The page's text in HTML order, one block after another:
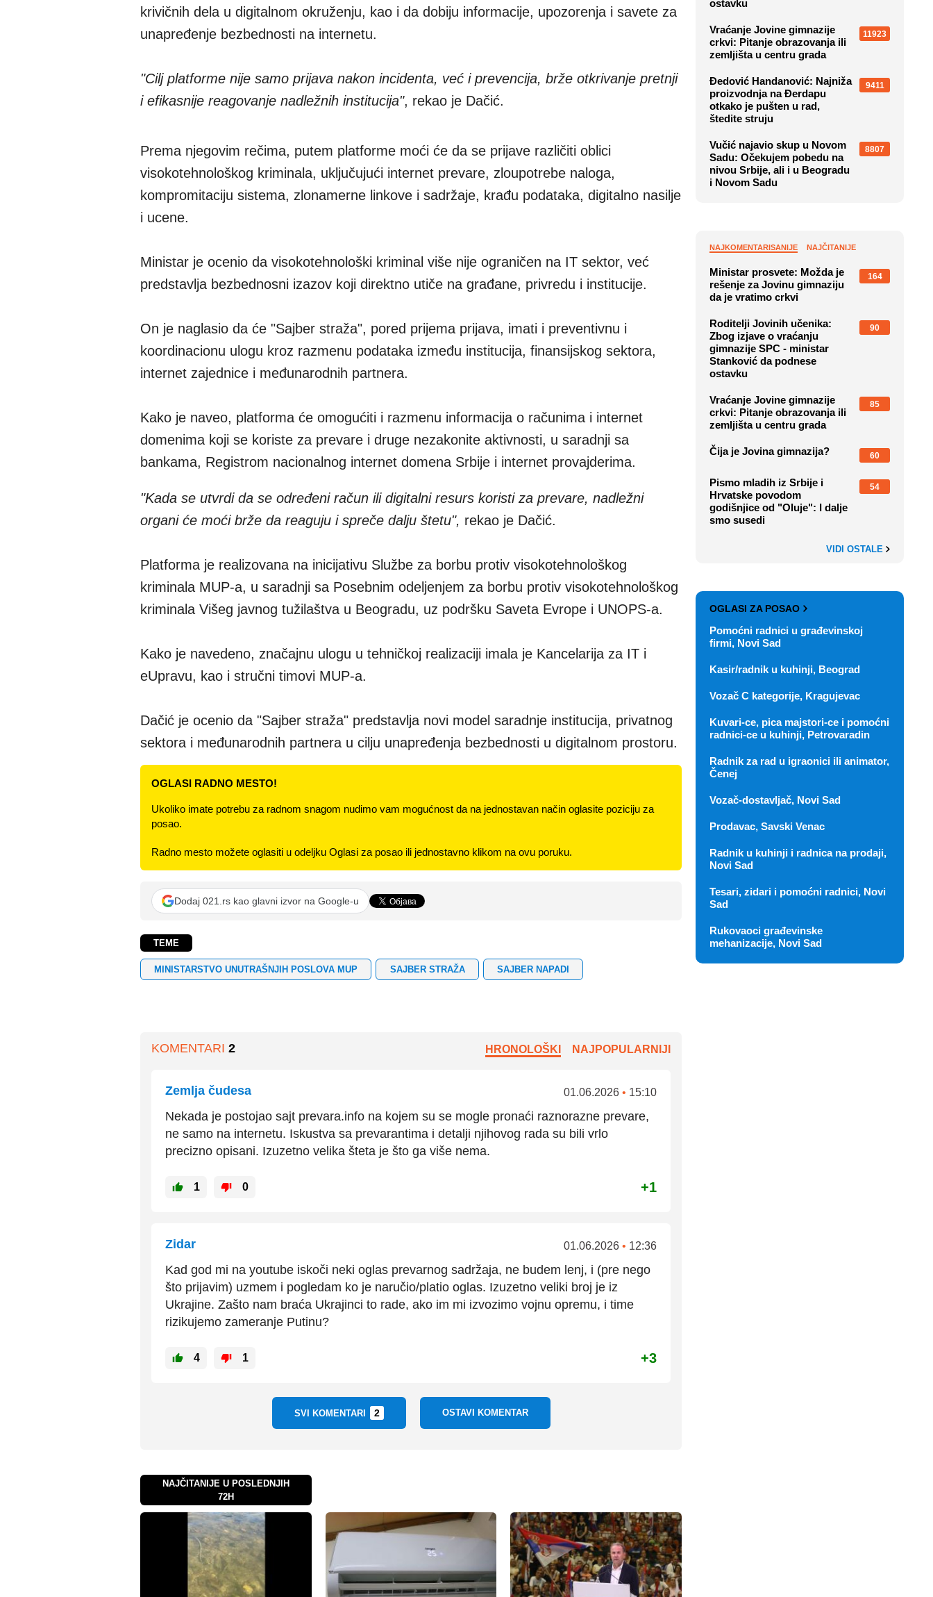
krivičnih dela u digitalnom okruženju, kao i da dobiju informacije, upozorenja i savete za
unapređenje bezbednosti na internetu.
"Cilj platforme nije samo prijava nakon incidenta, već i prevencija, brže otkrivanje pretnji
i efikasnije reagovanje nadležnih institucija", rekao je Dačić.
Prema njegovim rečima, putem platforme moći će da se prijave različiti oblici
visokotehnološkog kriminala, uključujući internet prevare, zloupotrebe naloga,
kompromitaciju sistema, zlonamerne linkove i sadržaje, krađu podataka, digitalno nasilje
i ucene.
Ministar je ocenio da visokotehnološki kriminal više nije ograničen na IT sektor, već
predstavlja bezbednosni izazov koji direktno utiče na građane, privredu i institucije.
On je naglasio da će "Sajber straža", pored prijema prijava, imati i preventivnu i
koordinacionu ulogu kroz razmenu podataka između institucija, finansijskog sektora,
internet zajednice i međunarodnih partnera.
Kako je naveo, platforma će omogućiti i razmenu informacija o računima i internet
domenima koji se koriste za prevare i druge nezakonite aktivnosti, u saradnji sa
bankama, Registrom nacionalnog internet domena Srbije i internet provajderima.
"Kada se utvrdi da se određeni račun ili digitalni resurs koristi za prevare, nadležni
organi će moći brže da reaguju i spreče dalju štetu", rekao je Dačić.
Platforma je realizovana na inicijativu Službe za borbu protiv visokotehnološkog
kriminala MUP-a, u saradnji sa Posebnim odeljenjem za borbu protiv visokotehnološkog
kriminala Višeg javnog tužilaštva u Beogradu, uz podršku Saveta Evrope i UNOPS-a.
Kako je navedeno, značajnu ulogu u tehničkoj realizaciji imala je Kancelarija za IT i
eUpravu, kao i stručni timovi MUP-a.
Dačić je ocenio da "Sajber straža" predstavlja novi model saradnje institucija, privatnog
sektora i međunarodnih partnera u cilju unapređenja bezbednosti u digitalnom prostoru.
OGLASI RADNO MESTO!
Ukoliko imate potrebu za radnom snagom nudimo vam mogućnost da na jednostavan način oglasite poziciju za
posao.
Radno mesto možete oglasiti u odeljku Oglasi za posao ili jednostavno klikom na ovu poruku.
Dodaj 021.rs kao glavni izvor na Google-u
TEME
MINISTARSTVO UNUTRAŠNJIH POSLOVA MUP SAJBER STRAŽA SAJBER NAPADI
KOMENTARI 2 HRONOLOŠKI NAJPOPULARNIJI
Zemlja čudesa 01.06.2026 • 15:10
Nekada je postojao sajt prevara.info na kojem su se mogle pronaći raznorazne prevare,
ne samo na internetu. Iskustva sa prevarantima i detalji njihovog rada su bili vrlo
precizno opisani. Izuzetno velika šteta je što ga više nema.
1 0 +1
Zidar 01.06.2026 • 12:36
Kad god mi na youtube iskoči neki oglas prevarnog sadržaja, ne budem lenj, i (pre nego
što prijavim) uzmem i pogledam ko je naručio/platio oglas. Izuzetno veliki broj je iz
Ukrajine. Zašto nam braća Ukrajinci to rade, ako im mi izvozimo vojnu opremu, i time
rizikujemo zameranje Putinu?
4 1 +3
SVI KOMENTARI 2 OSTAVI KOMENTAR
NAJČITANIJE U POSLEDNJIH
72H
ostavku
Vraćanje Jovine gimnazije
crkvi: Pitanje obrazovanja ili
zemljišta u centru grada
11923
Đedović Handanović: Najniža
proizvodnja na Đerdapu
otkako je pušten u rad,
štedite struju
9411
Vučić najavio skup u Novom
Sadu: Očekujem pobedu na
nivou Srbije, ali i u Beogradu
i Novom Sadu
8807
NAJKOMENTARISANIJE NAJČITANIJE
Ministar prosvete: Možda je
rešenje za Jovinu gimnaziju
da je vratimo crkvi
164
Roditelji Jovinih učenika:
Zbog izjave o vraćanju
gimnazije SPC - ministar
Stanković da podnese
ostavku
90
Vraćanje Jovine gimnazije
crkvi: Pitanje obrazovanja ili
zemljišta u centru grada
85
Čija je Jovina gimnazija? 60
Pismo mladih iz Srbije i
Hrvatske povodom
godišnjice od "Oluje": I dalje
smo susedi
54
VIDI OSTALE
OGLASI ZA POSAO
Pomoćni radnici u građevinskoj
firmi, Novi Sad
Kasir/radnik u kuhinji, Beograd
Vozač C kategorije, Kragujevac
Kuvari-ce, pica majstori-ce i pomoćni
radnici-ce u kuhinji, Petrovaradin
Radnik za rad u igraonici ili animator,
Čenej
Vozač-dostavljač, Novi Sad
Prodavac, Savski Venac
Radnik u kuhinji i radnica na prodaji,
Novi Sad
Tesari, zidari i pomoćni radnici, Novi
Sad
Rukovaoci građevinske
mehanizacije, Novi Sad